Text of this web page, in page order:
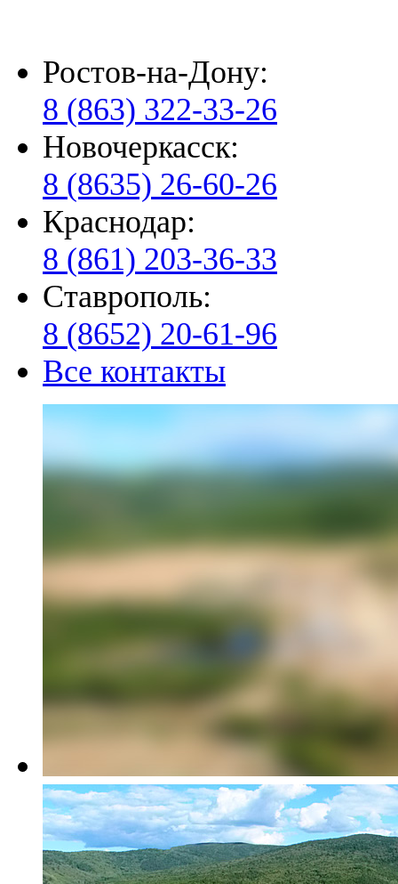
Ростов-на-Дону:
8 (863) 322-33-26
Новочеркасск:
8 (8635) 26-60-26
Краснодар:
8 (861) 203-36-33
Ставрополь:
8 (8652) 20-61-96
Все контакты